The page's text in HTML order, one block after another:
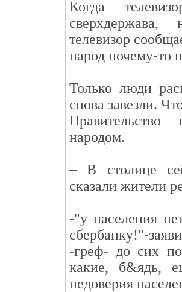
Когда
телевизор
народ почему-то
Только люди
снова завезли.
Правительство
народом.
– В столице
сказали жители
-"у населения
сбербанку!"-
-греф- до сих
какие, б&ядь,
недоверия